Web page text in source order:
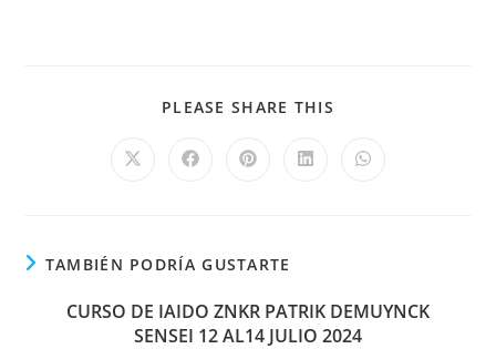
PLEASE SHARE THIS
TAMBIÉN PODRÍA GUSTARTE
CURSO DE IAIDO ZNKR PATRIK DEMUYNCK
SENSEI 12 AL14 JULIO 2024